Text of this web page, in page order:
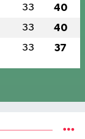
33 40
33 40
33 37